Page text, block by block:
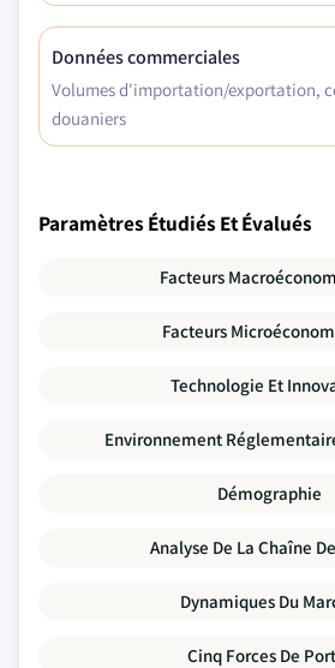
Données commerciales
Volumes d'importation/exportation,
douaniers
Paramètres Étudiés Et Évalués
Facteurs
Facteurs
Technologie Et
Environnement
Démographie
Analyse De La Chaîne
Dynamiques Du
Cinq Forces De